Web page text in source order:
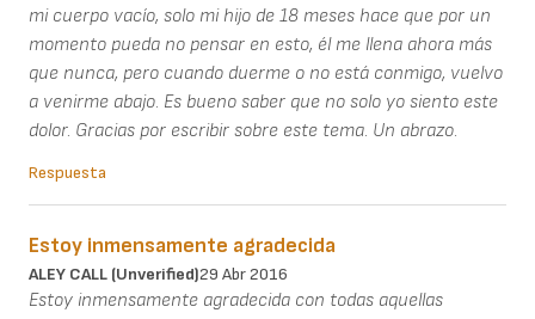
mi cuerpo vacío, solo mi hijo de 18 meses hace que por un
momento pueda no pensar en esto, él me llena ahora más
que nunca, pero cuando duerme o no está conmigo, vuelvo
a venirme abajo. Es bueno saber que no solo yo siento este
dolor. Gracias por escribir sobre este tema. Un abrazo.
Respuesta
Estoy inmensamente agradecida
ALEY CALL (unverified)29 Abr 2016
Estoy inmensamente agradecida con todas aquellas